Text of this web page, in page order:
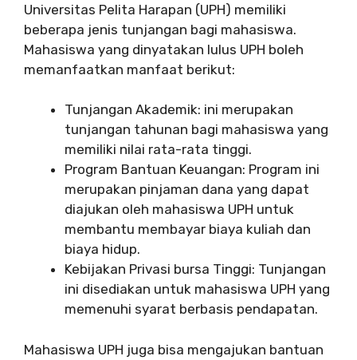
Universitas Pelita Harapan (UPH) memiliki
beberapa jenis tunjangan bagi mahasiswa.
Mahasiswa yang dinyatakan lulus UPH boleh
memanfaatkan manfaat berikut:
Tunjangan Akademik: ini merupakan
tunjangan tahunan bagi mahasiswa yang
memiliki nilai rata-rata tinggi.
Program Bantuan Keuangan: Program ini
merupakan pinjaman dana yang dapat
diajukan oleh mahasiswa UPH untuk
membantu membayar biaya kuliah dan
biaya hidup.
Kebijakan Privasi bursa Tinggi: Tunjangan
ini disediakan untuk mahasiswa UPH yang
memenuhi syarat berbasis pendapatan.
Mahasiswa UPH juga bisa mengajukan bantuan